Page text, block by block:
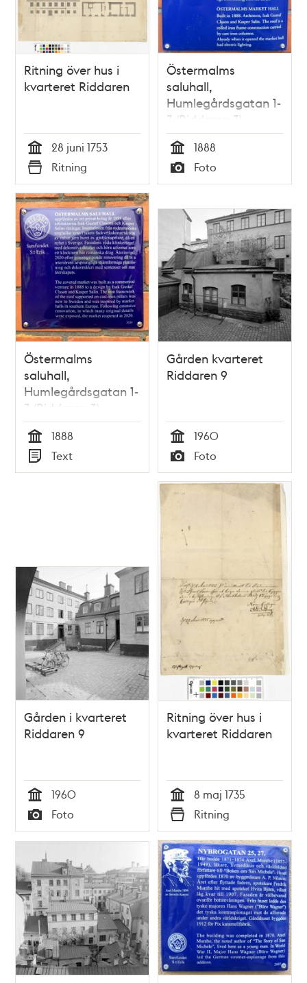
Ritning över hus i
kvarteret Riddaren
Tid
28 juni 1753
Typ
Ritning
Östermalms
saluhall,
Humlegårdsgatan 1-
3 (Riddaren 3)
Tid
1888
Typ
Foto
Östermalms
saluhall,
Humlegårdsgatan 1-
3 (Riddaren 3)
Tid
1888
Typ
Text
Gården kvarteret
Riddaren 9
Tid
1960
Typ
Foto
Gården i kvarteret
Riddaren 9
Tid
1960
Typ
Foto
Ritning över hus i
kvarteret Riddaren
Tid
8 maj 1735
Typ
Ritning